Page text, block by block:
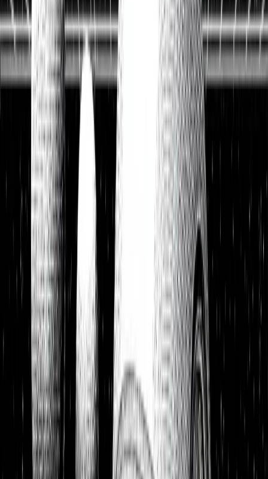
Data API entdecken
Watchlist
Portfolios
1:1 Begleitung
Über uns
Einloggen
Kostenlos testen
Watchlist Unsere Top-Picks zum Kauf
Portfolios
Finanzielle Freiheit 26,8 % p.a. Dividendendepot18,6 % p.a.
1:1 Begleitung
Über uns
7 Tage kostenlos testen